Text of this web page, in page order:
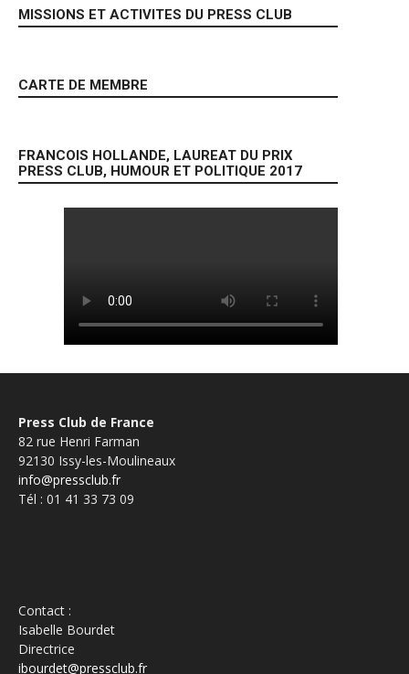
MISSIONS ET ACTIVITES DU PRESS CLUB
CARTE DE MEMBRE
FRANCOIS HOLLANDE, LAUREAT DU PRIX
PRESS CLUB, HUMOUR ET POLITIQUE 2017
Press Club de France
82 rue Henri Farman
92130 Issy-les-Moulineaux
info@pressclub.fr
Tél : 01 41 33 73 09
Contact :
Isabelle Bourdet
Directrice
ibourdet@pressclub.fr